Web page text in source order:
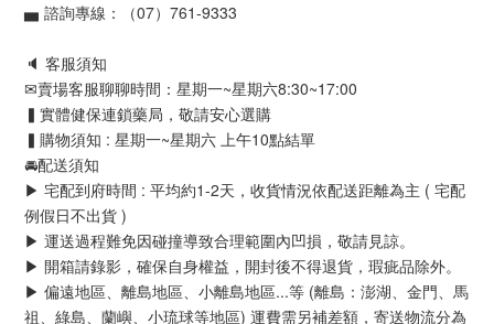
▅ 諮詢專線：（07）761-9333
🔈 客服須知
✉賣場客服聊聊時間：星期一~星期六8:30~17:00
▍實體健保連鎖藥局，敬請安心選購
▍購物須知 : 星期一~星期六 上午10點結單
🚘配送須知
▶ 宅配到府時間 : 平均約1-2天，收貨情況依配送距離為主 ( 宅配
例假日不出貨 )
▶ 運送過程難免因碰撞導致合理範圍內凹損，敬請見諒。
▶ 開箱請錄影，確保自身權益，開封後不得退貨，瑕疵品除外。
▶ 偏遠地區、離島地區、小離島地區...等 (離島：澎湖、金門、馬
祖、綠島、蘭嶼、小琉球等地區) 運費需另補差額，寄送物流分為